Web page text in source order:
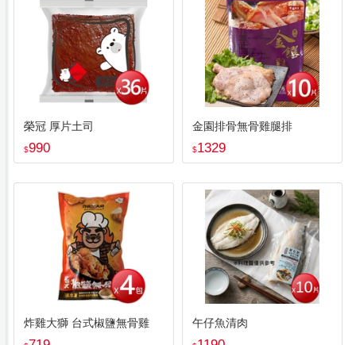
榮冠 厚片土司
$990
金園排骨無骨雞腿排
$1329
炸雞大獅 台式椒鹽無骨雞 午仔魚清肉